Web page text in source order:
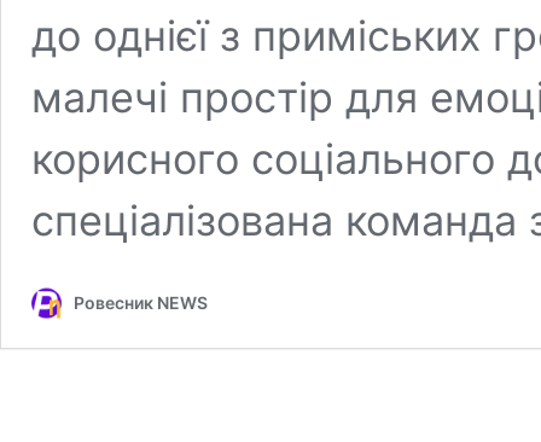
до однієї з приміських
малечі простір для
корисного соціального
спеціалізована
Ровесник NEWS